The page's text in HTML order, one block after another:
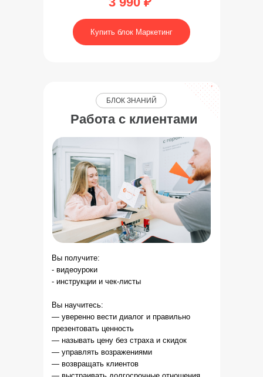
Купить блок Маркетинг
Работа с клиентами
БЛОК ЗНАНИЙ
Вы получите:
- видеоуроки
- инструкции и чек-листы
Вы научитесь:
— уверенно вести диалог и правильно
презентовать ценность
— называть цену без страха и скидок
— управлять возражениями
— возвращать клиентов